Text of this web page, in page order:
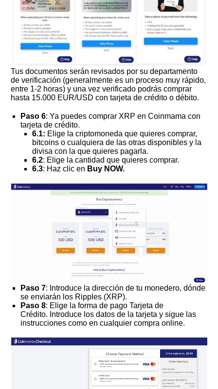
Tus documentos serán revisados por su departamento
de verificación (generalmente es un proceso muy rápido,
entre 1-2 horas) y una vez verificado podrás comprar
hasta 15.000 EUR/USD con tarjeta de crédito o débito.
Paso 6: Ya puedes comprar XRP en Coinmama con
tarjeta de crédito.
6.1: Elige la criptomoneda que quieres comprar,
bitcoins o cualquiera de las otras disponibles y la
divisa con la que quieres pagarla.
6.2: Elige la cantidad que quieres comprar.
6.3: Haz clic en Buy NOW.
Paso 7: Introduce la dirección de tu monedero, dónde
se enviarán los Ripples (XRP).
Paso 8: Elige la forma de pago Tarjeta de
Crédito. Introduce los datos de la tarjeta y sigue las
instrucciones como en cualquier compra online.